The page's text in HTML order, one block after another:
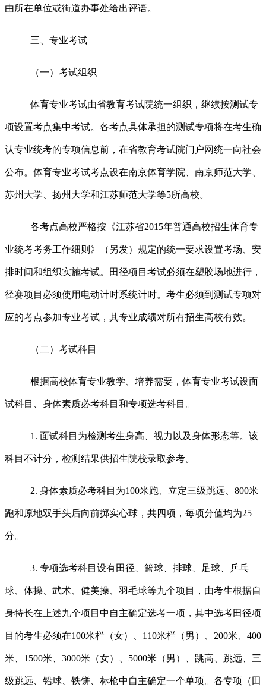
由所在单位或街道办事处给出评语。
三、专业考试
（一）考试组织
体育专业考试由省教育考试院统一组织，继续按测试专
项设置考点集中考试。各考点具体承担的测试专项将在考生确
认专业统考的专项信息前，在省教育考试院门户网统一向社会
公布。体育专业考试考点设在南京体育学院、南京师范大学、
苏州大学、扬州大学和江苏师范大学等5所高校。
各考点高校严格按《江苏省2015年普通高校招生体育专
业统考考务工作细则》（另发）规定的统一要求设置考场、安
排时间和组织实施考试。田径项目考试必须在塑胶场地进行，
径赛项目必须使用电动计时系统计时。考生必须到测试专项对
应的考点参加专业考试，其专业成绩对所有招生高校有效。
（二）考试科目
根据高校体育专业教学、培养需要，体育专业考试设面
试科目、身体素质必考科目和专项选考科目。
1. 面试科目为检测考生身高、视力以及身体形态等。该
科目不计分，检测结果供招生院校录取参考。
2. 身体素质必考科目为100米跑、立定三级跳远、 800米
跑和原地双手头后向前掷实心球，共四项，每项分值均为25
分。
3. 专项选考科目设有田径、篮球、排球、足球、乒乓
球、体操、武术、健美操、羽毛球等九个项目，由考生根据自
身特长在上述九个项目中自主确定选考一项，其中选考田径项
目的考生必须在100米栏（女）、 110米栏（男）、 200米、 400
米、 1500米、 3000米 （女）、 5000米 （男）、跳高、跳远、三
级跳远、铅球、铁饼、标枪中自主确定一个单项。各专项（田